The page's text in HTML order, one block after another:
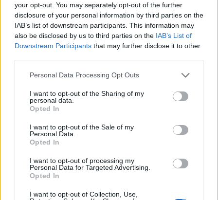
your opt-out. You may separately opt-out of the further
disclosure of your personal information by third parties on the
IAB’s list of downstream participants. This information may
also be disclosed by us to third parties on the IAB’s List of
Downstream Participants that may further disclose it to other
Personal Data Processing Opt Outs
I want to opt-out of the Sharing of my
personal data.
Opted In
I want to opt-out of the Sale of my
Personal Data.
Opted In
I want to opt-out of processing my
Personal Data for Targeted Advertising.
Opted In
I want to opt-out of Collection, Use,
15:21
Λιονέλ Μέσι: Πέθανε ο πατέρας του
15:17
αγνοήσουμε
Άμεση κι αποτελεσματική επέμβαση της πυροσβεστικής
Κυψέλη ανήκει η σορός (photos)
Πνιγμοί στην Ελλάδα: Γιατί κινδυνεύουν περισσότερο οι